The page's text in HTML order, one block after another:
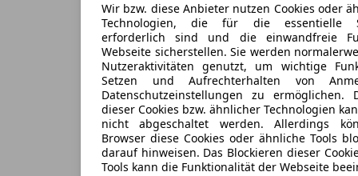
Wir bzw. diese Anbieter nutzen Cookies oder
Technologien, die für die essentielle
erforderlich sind und die einwandfreie
Webseite sicherstellen. Sie werden
Nutzeraktivitäten genutzt, um wichtige
Setzen und Aufrechterhalten von
Datenschutzeinstellungen zu ermöglichen.
dieser Cookies bzw. ähnlicher Technologien
nicht abgeschaltet werden. Allerdings
Browser diese Cookies oder ähnliche Tools
darauf hinweisen. Das Blockieren dieser
Tools kann die Funktionalität der Webseite